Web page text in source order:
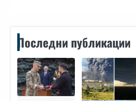
Последни публикации